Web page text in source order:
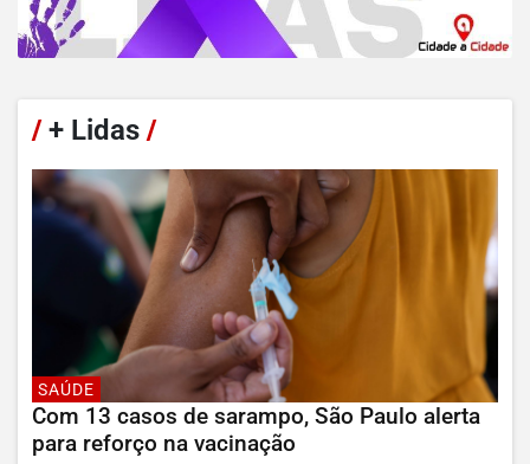
/+ Lidas /
SAÚDE
Com 13 casos de sarampo, São Paulo alerta
para reforço na vacinação